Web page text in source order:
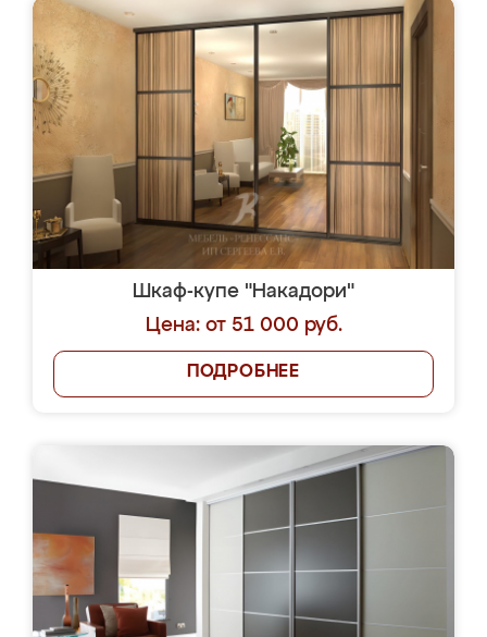
Шкаф-купе "Накадори"
Цена: от 51 000 руб.
ПОДРОБНЕЕ